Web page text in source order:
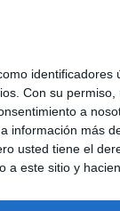
Con su permiso,
a
información más
usted tiene el
este sitio y
+34 91 593 2767